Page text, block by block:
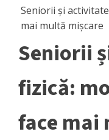
Seniorii și
mai multă mișcare
Seniorii
fizică:
face mai